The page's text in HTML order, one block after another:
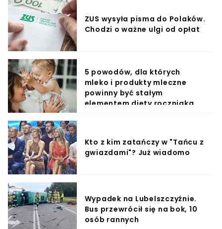
ZUS wysyła pisma do Polaków.
Chodzi o ważne ulgi od opłat
5 powodów, dla których
mleko i produkty mleczne
powinny być stałym
elementem diety roczniaka
Kto z kim zatańczy w "Tańcu z
gwiazdami"? Już wiadomo
Wypadek na Lubelszczyźnie.
Bus przewrócił się na bok, 10
osób rannych